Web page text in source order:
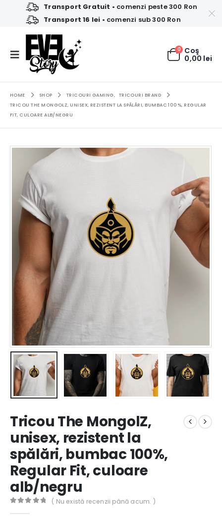
Transport Gratuit • comenzi peste 300 Ron
Transport 16 lei • comenzi sub 300 Ron
0 Coş
0,00 lei
HOME SHOP TRICOURI GAMING,
TRICOURI BRAND
TRICOU THE MONGOLZ, UNISEX, REZISTENT LA SPĂLĂRI, BUMBAC 100%, REGULAR
FIT, CULOARE ALB/NEGRU
Tricou The MongolZ,
unisex, rezistent la
spălări, bumbac 100%,
Regular Fit, culoare
alb/negru
( Nu există recenzii până acum. )